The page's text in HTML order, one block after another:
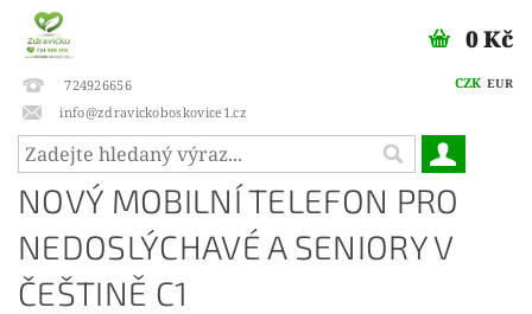
724926656
info@zdravickoboskovice1.cz
CZK EUR
0 Kč
NOVÝ MOBILNÍ TELEFON PRO
NEDOSLÝCHAVÉ A SENIORY V
ČEŠTINĚ C1